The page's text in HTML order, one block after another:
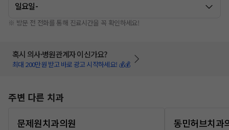
일요일-
※ 방문 전 전화를 통해 진료시간을 꼭 확인하세요!
혹시 의사·병원관계자 이신가요?
최대 200만원 받고 바로 광고 시작하세요! 💰💰
주변 다른 치과
문제원치과의원
동민허브치과